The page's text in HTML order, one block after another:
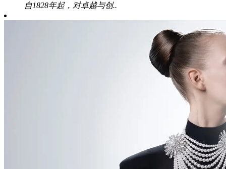
自1828年起，对卓越与创..